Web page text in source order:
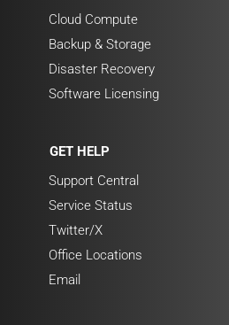
Cloud Compute
Backup & Storage
Disaster Recovery
Software Licensing
GET HELP
Support Central
Service Status
Twitter/X
Office Locations
Email